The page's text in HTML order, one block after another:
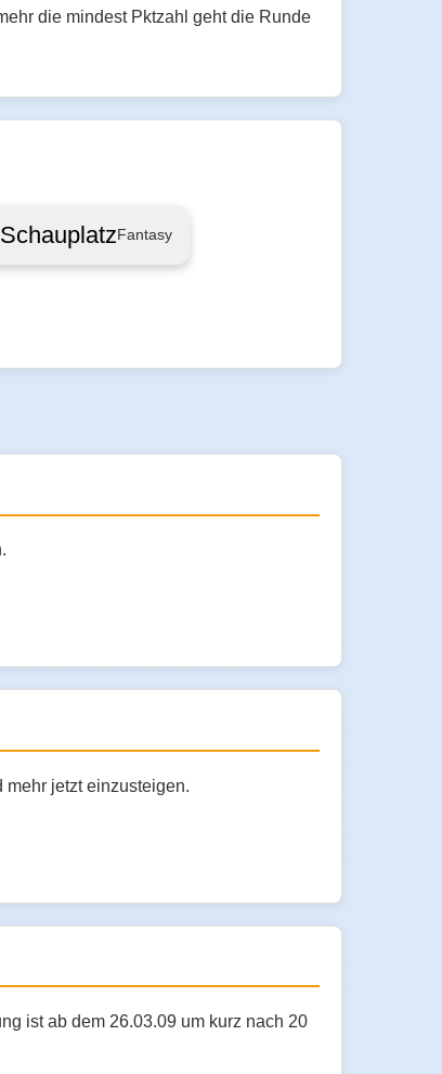
die mindest Pktzahl geht die Runde
SchauplatzFantasy
mehr jetzt einzusteigen.
ist ab dem 26.03.09 um kurz nach 20